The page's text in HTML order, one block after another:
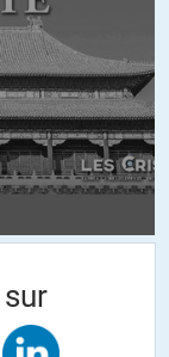
ce sont les libanais
qui ont la